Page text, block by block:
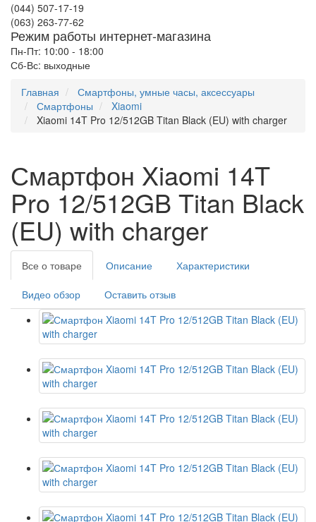
(044) 507-17-19
(063) 263-77-62
Режим работы интернет-магазина
Пн-Пт: 10:00 - 18:00
Сб-Вс: выходные
Главная
Смартфоны, умные часы, аксессуары
Смартфоны
Xiaomi
Xiaomi 14T Pro 12/512GB Titan Black (EU) with charger
Смартфон Xiaomi 14T
Pro 12/512GB Titan Black
(EU) with charger
Все о товаре Описание Характеристики
Видео обзор Оставить отзыв